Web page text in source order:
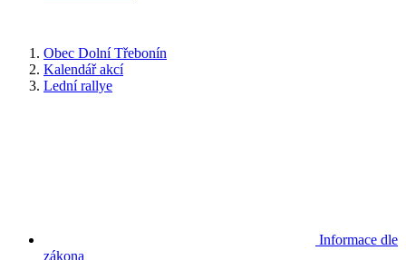
Obec Dolní Třebonín
Kalendář akcí
Lední rallye
Informace dle
zákona